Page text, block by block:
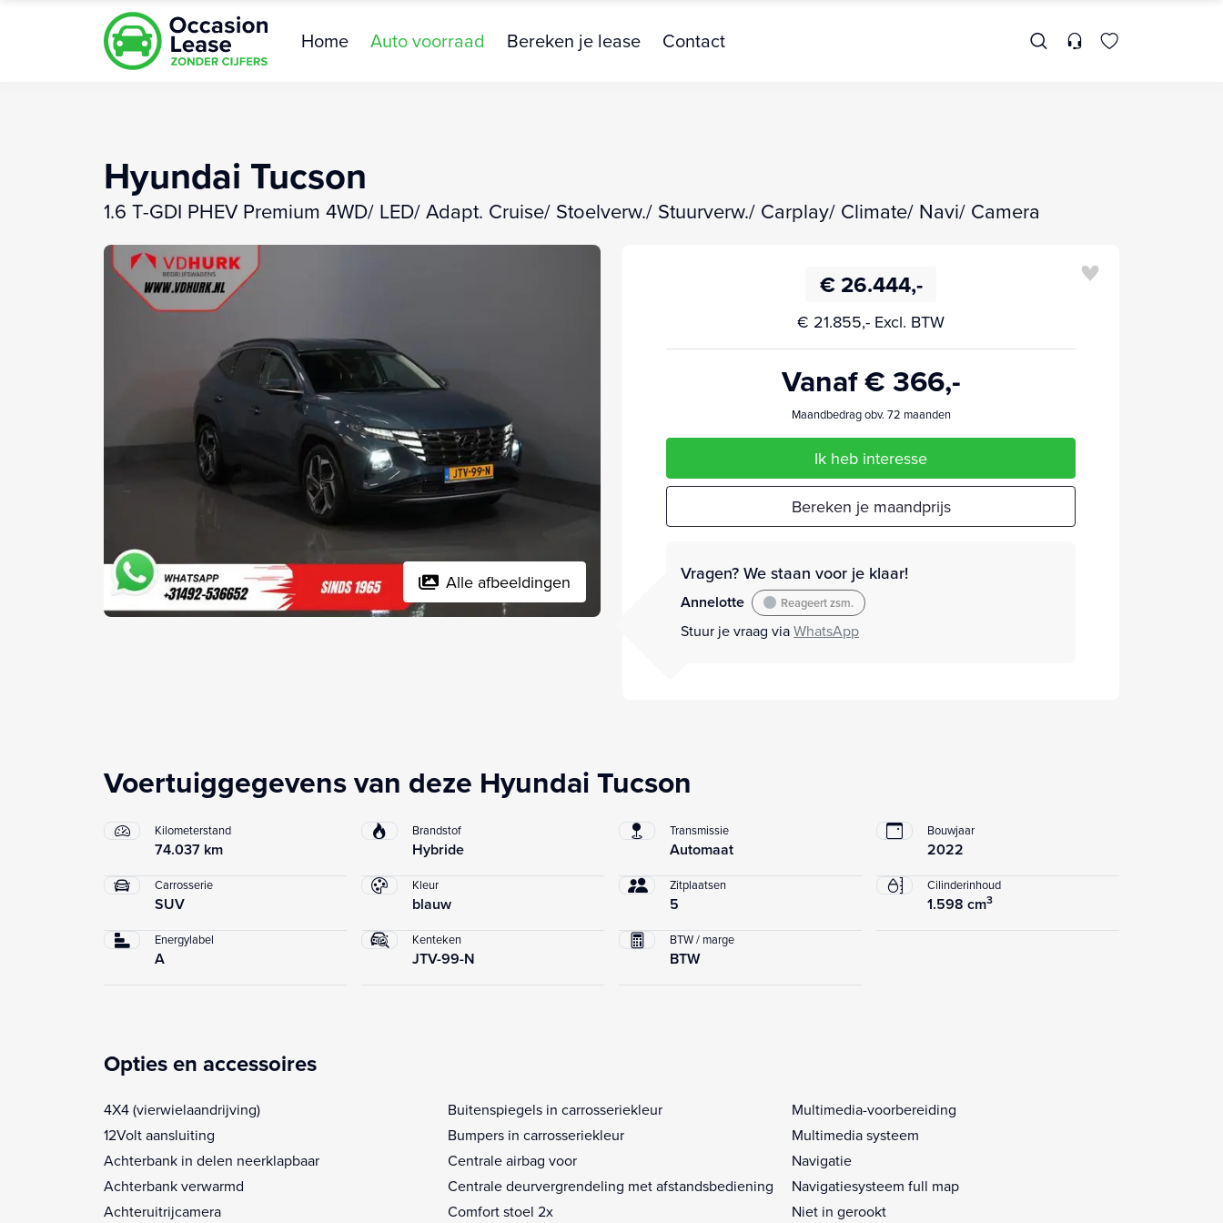
Home Auto voorraad Bereken je lease Contact
Hyundai Tucson
1.6 T-GDI PHEV Premium 4WD/ LED/ Adapt. Cruise/ Stoelverw./ Stuurverw./ Carplay/ Climate/ Navi/ Camera
Alle afbeeldingen
€ 26.444,-
€ 21.855,- Excl. BTW
Vanaf € 366,-
Maandbedrag obv. 72 maanden
Ik heb interesse
Bereken je maandprijs
Vragen? We staan voor je klaar!
Annelotte Reageert zsm.
Stuur je vraag viaWhatsApp
Voertuiggegevens van deze Hyundai Tucson
Kilometerstand
74.037 km
Brandstof
Hybride
Transmissie
Automaat
Bouwjaar
2022
Carrosserie
SUV
Kleur
blauw
Zitplaatsen
5
Cilinderinhoud
1.598 cm3
Energylabel
A
Kenteken
JTV-99-N
BTW / marge
BTW
Opties en accessoires
4X4 (vierwielaandrijving)
12Volt aansluiting
Achterbank in delen neerklapbaar
Achterbank verwarmd
Achteruitrijcamera
Buitenspiegels in carrosseriekleur
Bumpers in carrosseriekleur
Centrale airbag voor
Centrale deurvergrendeling met afstandsbediening
Comfort stoel 2x
Multimedia-voorbereiding
Multimedia systeem
Navigatie
Navigatiesysteem full map
Niet in gerookt